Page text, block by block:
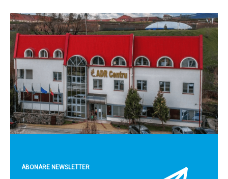
ABONARE NEWSLETTER